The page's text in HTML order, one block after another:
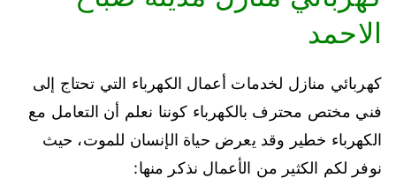
الاحمد
كهربائي منازل لخدمات أعمال الكهرباء التي تحتاج إلى
فني مختص محترف بالكهرباء كوننا نعلم أن التعامل مع
الكهرباء خطير وقد يعرض حياة الإنسان للموت، حيث
نوفر لكم الكثير من الأعمال نذكر منها: